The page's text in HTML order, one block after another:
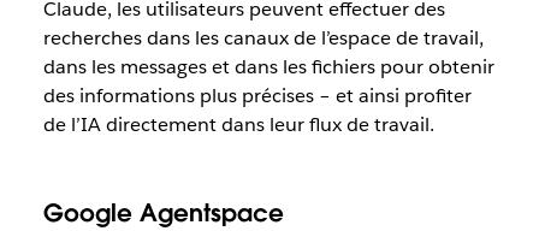
Claude, les utilisateurs peuvent effectuer des
recherches dans les canaux de l’espace de travail,
dans les messages et dans les fichiers pour obtenir
des informations plus précises – et ainsi profiter
de l’IA directement dans leur flux de travail.
Google Agentspace